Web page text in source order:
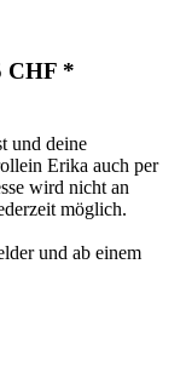
CHF *
und deine
Erika auch per
wird nicht an
möglich.
und ab einem